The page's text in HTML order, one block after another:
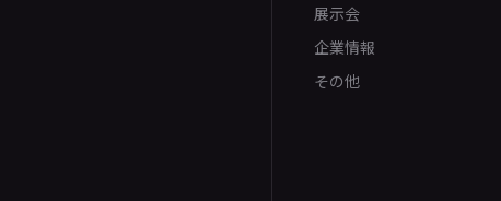
展示会
企業情報
その他